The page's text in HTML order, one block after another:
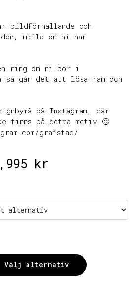
bildförhållande och
maila om ni har
ring om ni bor i
så går det att lösa ram och
på Instagram, där
finns på detta motiv 🙂
grafstad/
kr
Välj alternativ